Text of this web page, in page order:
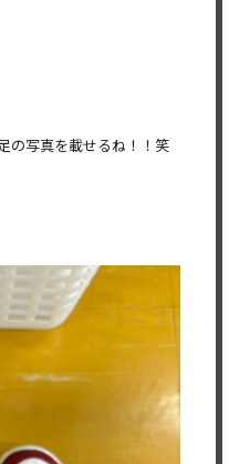
の写真を載せるね！！笑